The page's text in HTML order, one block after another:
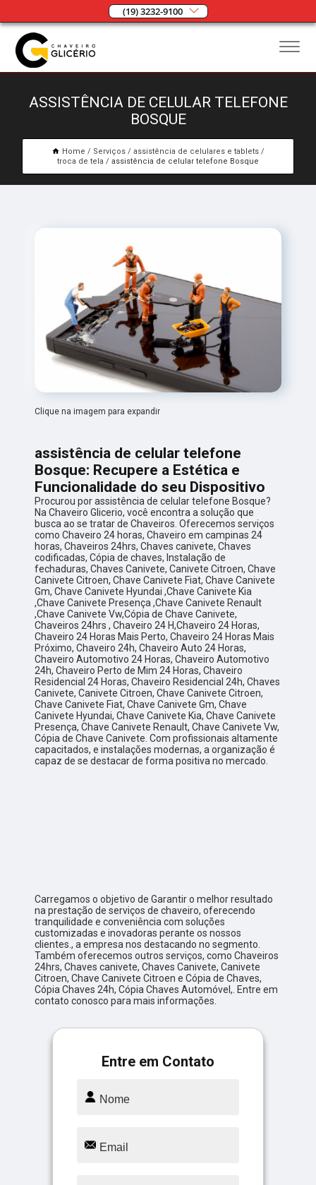
(19) 3232-9100
ASSISTÊNCIA DE CELULAR TELEFONE
BOSQUE
Home Serviços
assistência de celulares e tablets
troca de tela
assistência de celular telefone Bosque
Clique na imagem para expandir
assistência de celular telefone
Bosque: Recupere a Estética e
Funcionalidade do seu Dispositivo
Procurou por assistência de celular telefone Bosque?
Na Chaveiro Glicerio, você encontra a solução que
busca ao se tratar de Chaveiros. Oferecemos serviços
como Chaveiro 24 horas, Chaveiro em campinas 24
horas, Chaveiros 24hrs, Chaves canivete, Chaves
codificadas, Cópia de chaves, Instalação de
fechaduras, Chaves Canivete, Canivete Citroen, Chave
Canivete Citroen, Chave Canivete Fiat, Chave Canivete
Gm, Chave Canivete Hyundai ,Chave Canivete Kia
,Chave Canivete Presença ,Chave Canivete Renault
,Chave Canivete Vw,Cópia de Chave Canivete,
Chaveiros 24hrs , Chaveiro 24 H,Chaveiro 24 Horas,
Chaveiro 24 Horas Mais Perto, Chaveiro 24 Horas Mais
Próximo, Chaveiro 24h, Chaveiro Auto 24 Horas,
Chaveiro Automotivo 24 Horas, Chaveiro Automotivo
24h, Chaveiro Perto de Mim 24 Horas, Chaveiro
Residencial 24 Horas, Chaveiro Residencial 24h, Chaves
Canivete, Canivete Citroen, Chave Canivete Citroen,
Chave Canivete Fiat, Chave Canivete Gm, Chave
Canivete Hyundai, Chave Canivete Kia, Chave Canivete
Presença, Chave Canivete Renault, Chave Canivete Vw,
Cópia de Chave Canivete. Com profissionais altamente
capacitados, e instalações modernas, a organização é
capaz de se destacar de forma positiva no mercado.
Carregamos o objetivo de Garantir o melhor resultado
na prestação de serviços de chaveiro, oferecendo
tranquilidade e conveniência com soluções
customizadas e inovadoras perante os nossos
clientes., a empresa nos destacando no segmento.
Também oferecemos outros serviços, como Chaveiros
24hrs, Chaves canivete, Chaves Canivete, Canivete
Citroen, Chave Canivete Citroen e Cópia de Chaves,
Cópia Chaves 24h, Cópia Chaves Automóvel,. Entre em
contato conosco para mais informações.
Entre em Contato